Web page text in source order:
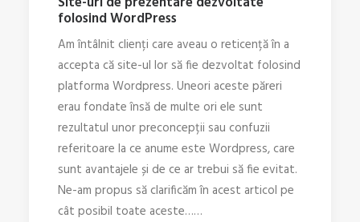
folosind WordPress
Am întâlnit clienți care aveau o reticență în a
accepta că site-ul lor să fie dezvoltat folosind
platforma Wordpress. Uneori aceste păreri
erau fondate însă de multe ori ele sunt
rezultatul unor preconcepții sau confuzii
referitoare la ce anume este Wordpress, care
sunt avantajele și de ce ar trebui să fie evitat.
Ne-am propus să clarificăm în acest articol pe
cât posibil toate aceste……